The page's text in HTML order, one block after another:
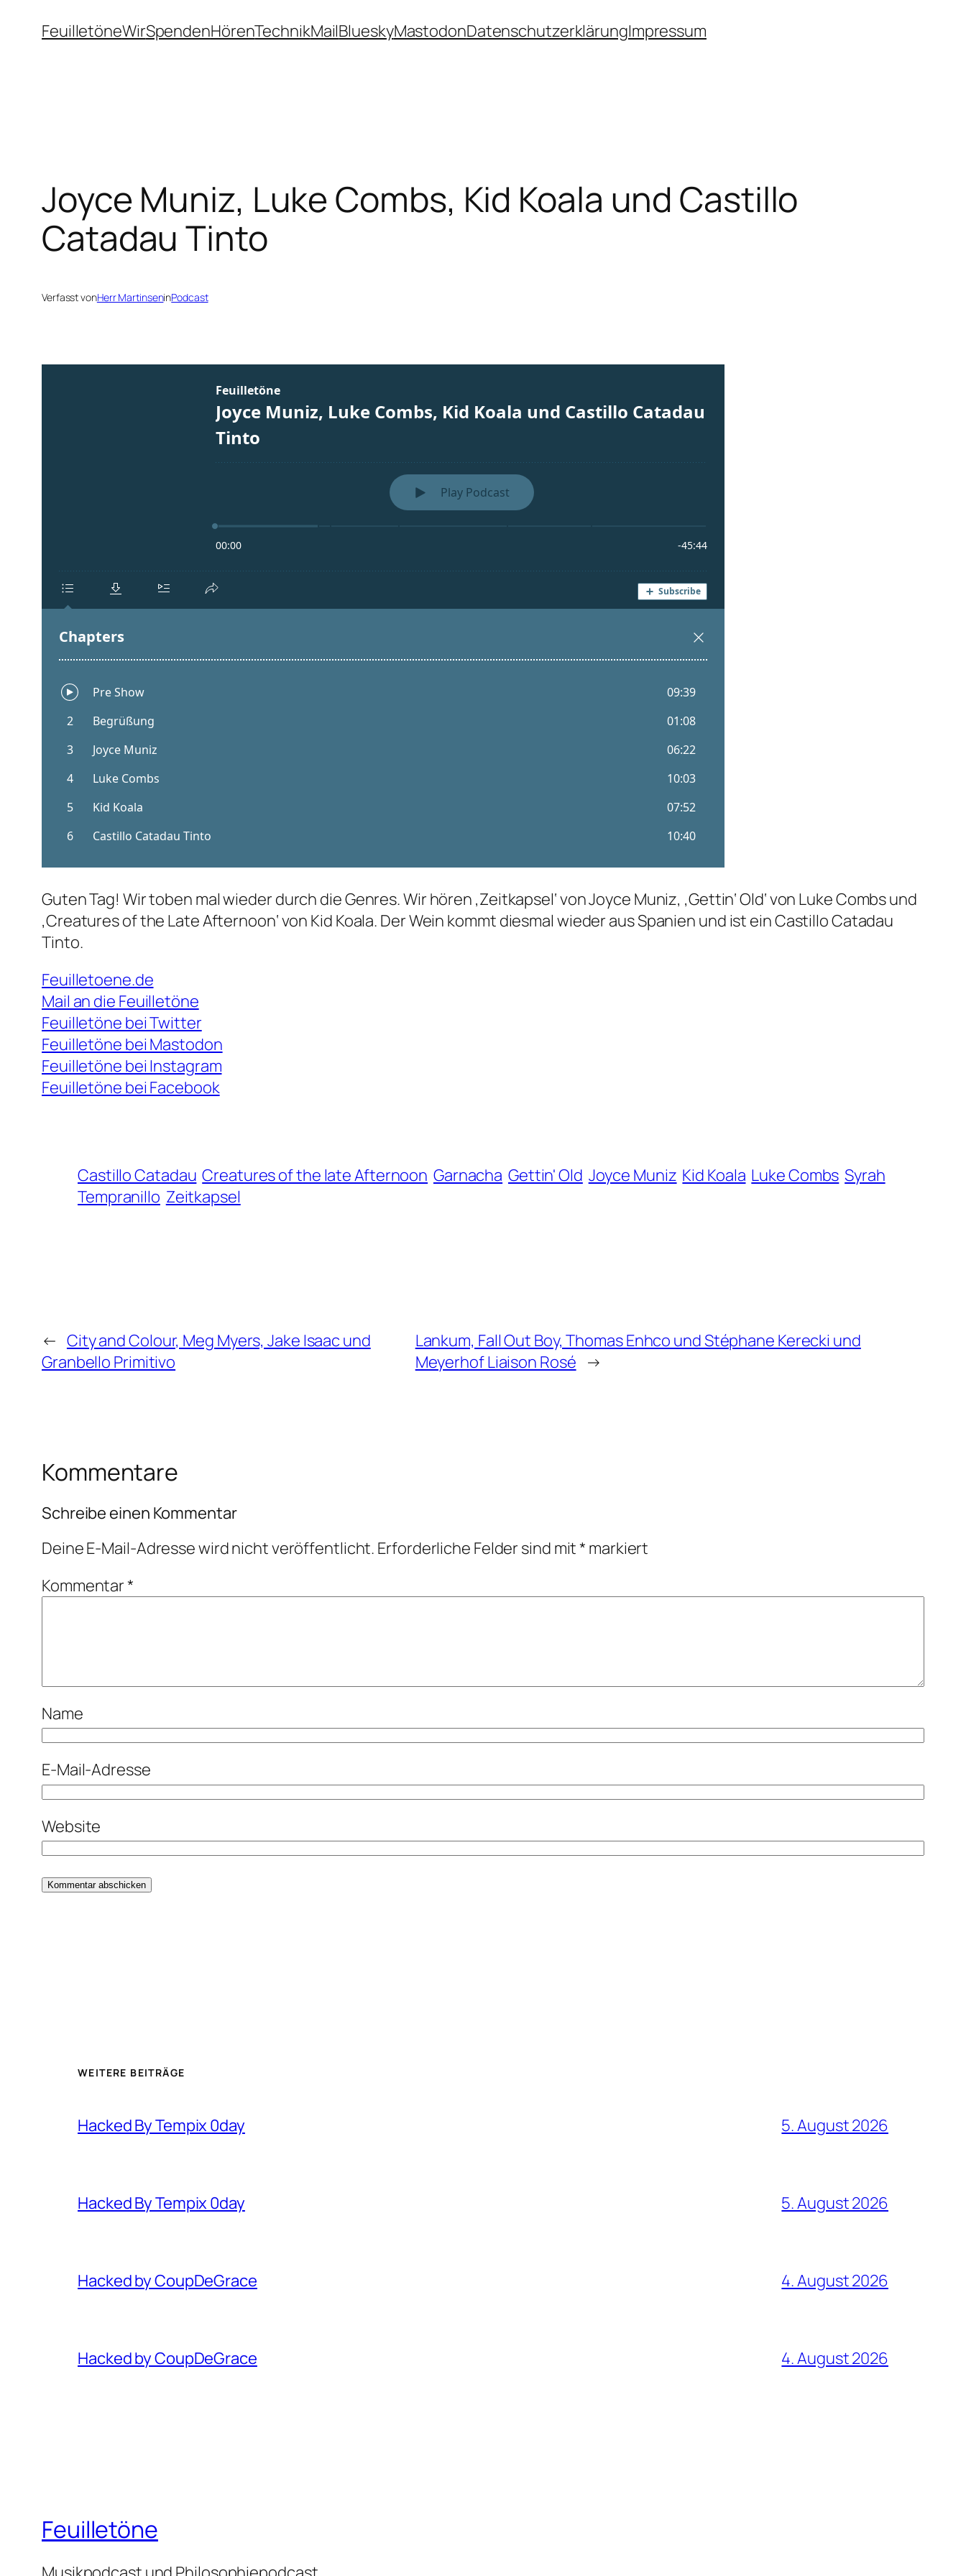
InhaltFeuilletöneWirSpendenHörenTechnikMailBlueskyMastodonDatenschutzerklärungImpressum
Joyce Muniz, Luke Combs, Kid Koala und Castillo
Catadau Tinto
Verfasst vonHerr MartinseninPodcast
Guten Tag! Wir toben mal wieder durch die Genres. Wir hören ‚Zeitkapsel‘ von Joyce Muniz, ‚Gettin‘ Old‘ von Luke Combs und
‚Creatures of the Late Afternoon‘ von Kid Koala. Der Wein kommt diesmal wieder aus Spanien und ist ein Castillo Catadau
Tinto.
Feuilletoene.de
Mail an die Feuilletöne
Feuilletöne bei Twitter
Feuilletöne bei Mastodon
Feuilletöne bei Instagram
Feuilletöne bei Facebook
Castillo Catadau Creatures of the late Afternoon Garnacha Gettin' Old Joyce Muniz Kid Koala Luke Combs Syrah
Tempranillo Zeitkapsel
← City and Colour, Meg Myers, Jake Isaac und
Granbello Primitivo
Lankum, Fall Out Boy, Thomas Enhco und Stéphane Kerecki und
Meyerhof Liaison Rosé →
Kommentare
Schreibe einen Kommentar
Deine E-Mail-Adresse wird nicht veröffentlicht. Erforderliche Felder sind mit* markiert
Kommentar*
Name
E-Mail-Adresse
Website
WEITERE BEITRÄGE
Hacked By Tempix 0day 5. August 2026
Hacked By Tempix 0day 5. August 2026
Hacked by CoupDeGrace 4. August 2026
Hacked by CoupDeGrace 4. August 2026
Feuilletöne